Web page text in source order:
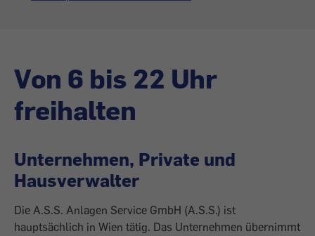
Von 6 bis 22 Uhr
freihalten
Unternehmen, Private und
Hausverwalter
Die A.S.S. Anlagen Service GmbH (A.S.S.) ist
hauptsächlich in Wien tätig. Das Unternehmen übernimmt